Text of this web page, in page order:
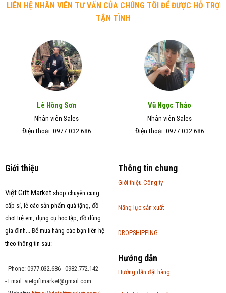
LIÊN HỆ NHÂN VIÊN TƯ VẤN CỦA CHÚNG TÔI ĐỂ ĐƯỢC HỖ TRỢ
TẬN TÌNH
Lê Hồng Sơn
Nhân viên Sales
Điện thoại: 0977.032.686
Vũ Ngọc Thảo
Nhân viên Sales
Điện thoại: 0977.032.686
Giới thiệu
Việt Gift Marketshop chuyên cung
cấp sỉ, lẻ các sản phẩm quà tặng, đồ
chơi trẻ em, dụng cụ học tập, đồ dùng
gia đình... Để mua hàng các bạn liên hệ
theo thông tin sau:
- Phone: 0977.032.686 - 0982.772.142
- Email: vietgiftmarket@gmail.com
Thông tin chung
Giới thiệu Công ty
Năng lực sản xuất
DROPSHIPPING
Hướng dẫn
Hướng dẫn đặt hàng